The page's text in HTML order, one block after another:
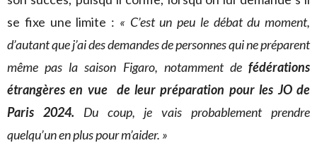
se fixe une limite : « C’est un peu le débat du moment,
d’autant que j’ai des demandes de personnes qui ne préparent
même pas la saison Figaro, notamment de fédérations
étrangères en vue de leur préparation pour les JO de
Paris 2024. Du coup, je vais probablement prendre
quelqu’un en plus pour m’aider. »